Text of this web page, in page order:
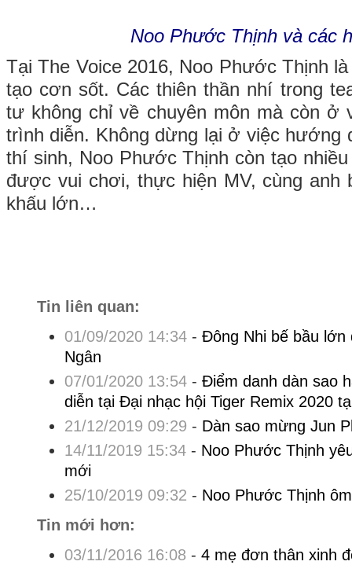
Noo Phước Thịnh và các
Tại The Voice 2016, Noo Phước Thịnh
tạo cơn sốt. Các thiên thần nhí trong
tư không chỉ về chuyên môn mà còn ở
trình diễn. Không dừng lại ở việc hướng
thí sinh, Noo Phước Thịnh còn tạo
được vui chơi, thực hiện MV, cùng anh
khấu lớn…
Tin liên quan:
01/09/2020 14:34- Đông Nhi bế bầu lớn
Ngân
07/01/2020 13:54- Điểm danh dàn sao
diễn tại Đại nhạc hội Tiger Remix 2020
21/12/2019 09:29 - Dàn sao mừng Jun
14/11/2019 15:34- Noo Phước Thịnh
mới
25/10/2019 09:32 - Noo Phước Thịnh
Tin mới hơn:
03/11/2016 16:08 - 4 mẹ đơn thân xinh